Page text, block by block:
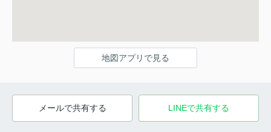
地図アプリで見る
メールで共有する LINEで共有する